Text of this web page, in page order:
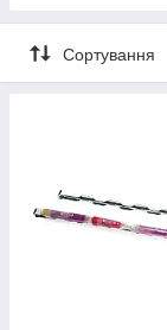
Сортування